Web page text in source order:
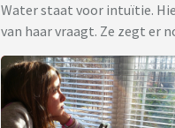
Water staat voor intuïtie.
van haar vraagt. Ze zegt er